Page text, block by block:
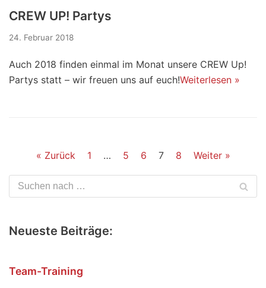
CREW UP! Partys
24. Februar 2018
Auch 2018 finden einmal im Monat unsere CREW Up!
Partys statt – wir freuen uns auf euch!Weiterlesen »
« Zurück 1 … 5 6 7 8 Weiter »
Neueste Beiträge:
Team-Training